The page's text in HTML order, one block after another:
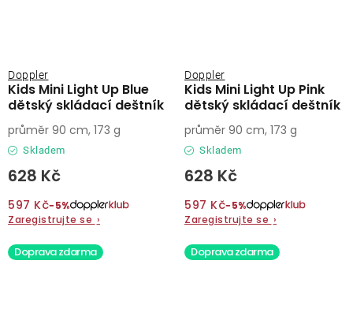
Kids Mini Light Up Blue
dětský skládací deštník
Doppler
Skladem
628 Kč
597 Kč−5%
Zaregistrujte se ›
průměr 90 cm, 173 g
Kids Mini Light Up Pink
dětský skládací deštník
Doppler
Skladem
628 Kč
597 Kč−5%
Zaregistrujte se ›
průměr 90 cm, 173 g
Doprava zdarma Doprava zdarma